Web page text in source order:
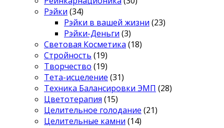
Рэйки (34)
Рэйки в вашей жизни (23)
Рэйки-Деньги (3)
Световая Косметика (18)
Стройность (19)
Творчество (19)
Тета-исцеление (31)
Техника Балансировки ЭМП (28)
Цветотерапия (15)
Целительное голодание (21)
Целительные камни (14)